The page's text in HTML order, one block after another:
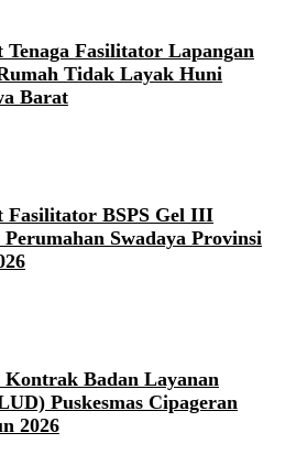
Fasilitator Lapangan
Tidak Layak Huni
Barat
Fasilitator BSPS Gel III
Swadaya Provinsi
Kontrak Badan Layanan
Puskesmas Cipageran
2026